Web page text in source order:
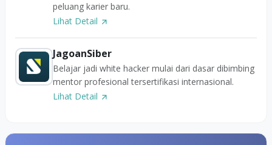
peluang karier baru.
Lihat Detail
JagoanSiber
Belajar jadi white hacker mulai dari dasar dibimbing
mentor profesional tersertifikasi internasional.
Lihat Detail